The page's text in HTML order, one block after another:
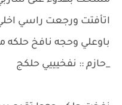
اتأفتت ورجعت راسي
باوعلي وحجه نافخ
_حازم :: نفخيييي حلكج